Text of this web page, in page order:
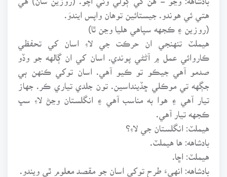
هتي ئي هوندو. جيستائين توهان واپس ايندوَ.
(روزين ۽ ڪجهه سپاهي هليا وڃن ٿا)
هيملٽ تنهنجي ان حرڪت جي لاءِ اسان کي تحفظي
ڪاروائي عمل ۾ آڻڻي پوندي. اسان کي ان ڳالهه جو وڏو
صدمو آهي جيڪو تو ڪيو آهي. اسان توکي ڪنهن ٻي
جڳهه تي موڪلي ڇڏينداسين. تون جلدي تياري ڪر. جهاز
تيار آهي ۽ هوا به مناسب آهي ۽ انگلستان وڃڻ لاءِ سڀ
ڪجهه تيار آهي.
هيملٽ: انگلستان جي لاءِ؟
بادشاهه: ها هيملٽ.
هيملٽ: اڇا.
بادشاهه: انهيءَ طرح توکي اسان جو مقصد معلوم ٿي ويندو.